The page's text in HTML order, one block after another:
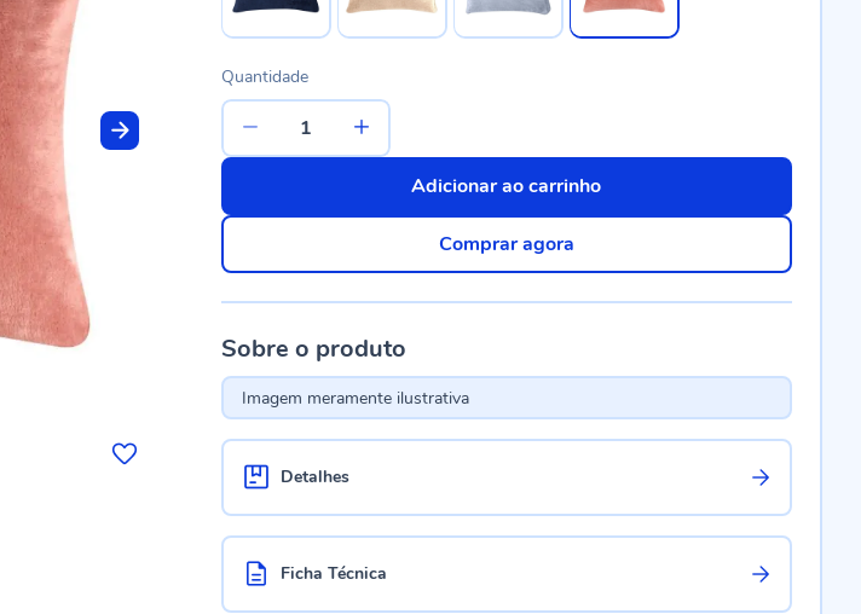
Quantidade
Adicionar ao carrinho
Comprar agora
Sobre o produto
Imagem meramente ilustrativa
Detalhes
Ficha Técnica